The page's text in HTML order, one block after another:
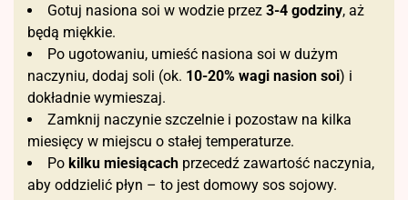
Gotuj nasiona soi w wodzie przez 3-4 godziny, aż
będą miękkie.
Po ugotowaniu, umieść nasiona soi w dużym
naczyniu, dodaj soli (ok. 10-20% wagi nasion soi) i
dokładnie wymieszaj.
Zamknij naczynie szczelnie i pozostaw na kilka
miesięcy w miejscu o stałej temperaturze.
Po kilku miesiącach przecedź zawartość naczynia,
aby oddzielić płyn – to jest domowy sos sojowy.